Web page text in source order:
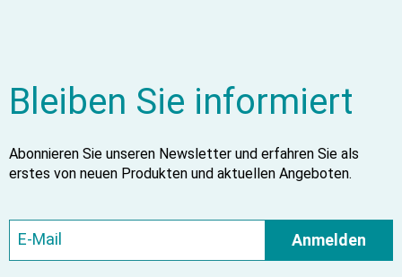
Bleiben Sie informiert
Abonnieren Sie unseren Newsletter und erfahren Sie als
erstes von neuen Produkten und aktuellen Angeboten.
Anmelden